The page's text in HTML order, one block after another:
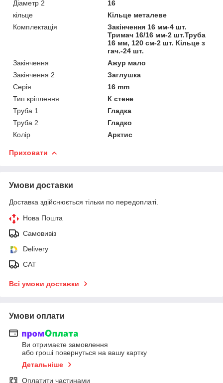
Діаметр 2
16
кільце
Кільце металеве
Комплектація
Закінчення 16 мм-4 шт.
Тримач 16/16 мм-2 шт.Труба
16 мм, 120 см-2 шт. Кільце з
гач.-24 шт.
Закінчення
Ажур мало
Закінчення 2
Заглушка
Серія
16 mm
Тип кріплення
К стене
Труба 1
Гладка
Труба 2
Гладко
Колір
Арктис
Приховати
Умови доставки
Доставка здійснюється тільки по передоплаті.
Нова Пошта
Самовивіз
Delivery
САТ
Всі умови доставки
Умови оплати
Ви отримаєте замовлення
або гроші повернуться на вашу картку
Детальніше
Оплатити частинами